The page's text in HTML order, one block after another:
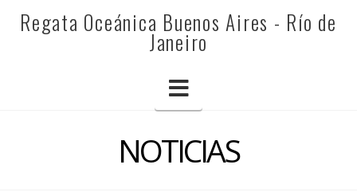
REGATA
OCEÁNICA
BUENOS
Regata Oceánica Buenos Aires - Río de
Janeiro
Navigation
NOTICIAS